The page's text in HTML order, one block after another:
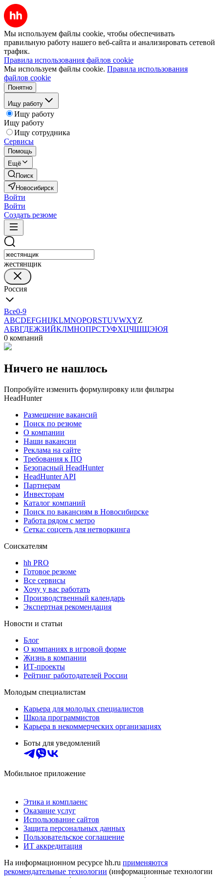
Мы используем файлы cookie, чтобы обеспечивать
правильную работу нашего веб-сайта и анализировать сетевой
трафик.
Правила использования файлов cookie
Мы используем файлы cookie. Правила использования
файлов cookie
Понятно
Ищу работу
Ищу работу
Ищу работу
Ищу сотрудника
Сервисы
Помощь
Ещё
Поиск
Новосибирск
Войти
Войти
Создать резюме
жестянщик
Россия
Все0-9
ABCDEFGHIJKLMNOPQRSTUVWXYZ
АБВГДЕЖЗИЙКЛМНОПРСТУФХЦЧШЩЭЮЯ
0 компаний
Ничего не нашлось
Попробуйте изменить формулировку или фильтры
HeadHunter
Размещение вакансий
Поиск по резюме
О компании
Наши вакансии
Реклама на сайте
Требования к ПО
Безопасный HeadHunter
HeadHunter API
Партнерам
Инвесторам
Каталог компаний
Поиск по вакансиям в Новосибирске
Работа рядом с метро
Сетка: соцсеть для нетворкинга
Соискателям
hh PRO
Готовое резюме
Все сервисы
Хочу у вас работать
Производственный календарь
Экспертная рекомендация
Новости и статьи
Блог
О компаниях в игровой форме
Жизнь в компании
ИТ-проекты
Рейтинг работодателей России
Молодым специалистам
Карьера для молодых специалистов
Школа программистов
Карьера в некоммерческих организациях
Боты для уведомлений
Мобильное приложение
Этика и комплаенс
Оказание услуг
Использование сайтов
Защита персональных данных
Пользовательское соглашение
ИТ аккредитация
На информационном ресурсе hh.ru применяются
рекомендательные технологии (информационные технологии